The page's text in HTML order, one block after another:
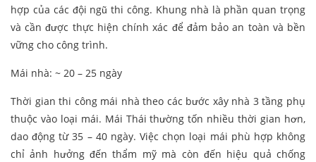
hợp của các đội ngũ thi công. Khung nhà là phần quan trọng
và cần được thực hiện chính xác để đảm bảo an toàn và bền
vững cho công trình.
Mái nhà: ~ 20 – 25 ngày
Thời gian thi công mái nhà theo các bước xây nhà 3 tầng phụ
thuộc vào loại mái. Mái Thái thường tốn nhiều thời gian hơn,
dao động từ 35 – 40 ngày. Việc chọn loại mái phù hợp không
chỉ ảnh hưởng đến thẩm mỹ mà còn đến hiệu quả chống